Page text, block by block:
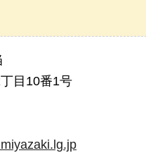
目10番1号